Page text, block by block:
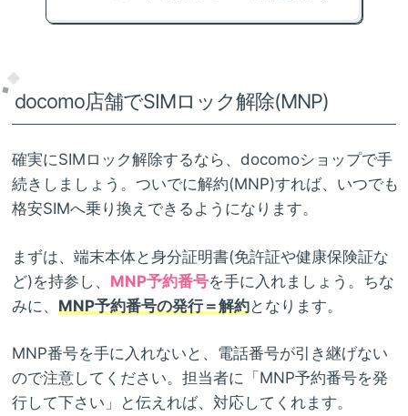
docomo店舗でSIMロック解除(MNP)
確実にSIMロック解除するなら、docomoショップで手
続きしましょう。ついでに解約(MNP)すれば、いつでも
格安SIMへ乗り換えできるようになります。
まずは、端末本体と身分証明書(免許証や健康保険証な
ど)を持参し、 MNP予約番号を手に入れましょう。ちな
みに、 MNP予約番号の発行＝解約となります。
MNP番号を手に入れないと、電話番号が引き継げない
ので注意してください。担当者に「MNP予約番号を発
行して下さい」と伝えれば、対応してくれます。